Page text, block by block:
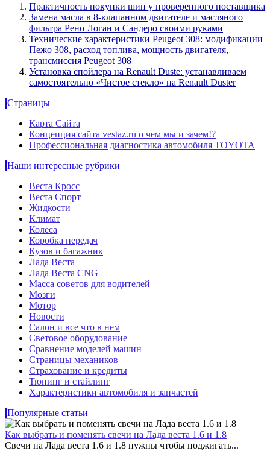
Практичность покупки шин у проверенного поставщика
Замена масла в 8-клапанном двигателе и масляного
фильтра Рено Логан и Сандеро своими руками
Технические характеристики Peugeot 308: модификации
Пежо 308, расход топлива, мощность двигателя,
трансмиссия Peugeot 308
Установка спойлера на Renault Duste: устанавливаем
самостоятельно «Чистое стекло» на Renault Duster
Страницы
Карта Сайта
Концепция сайта vestaz.ru о чем мы и зачем!?
Профессиональная диагностика автомобиля TOYOTA
Наши интересные рубрики
Веста Кросс
Веста Спорт
Жидкости
Климат
Колеса
Коробка передач
Кузов и багажник
Лада Веста
Лада Веста CNG
Масса советов для водителей
Мозги
Мотор
Новости
Салон и все что в нем
Световое оборудование
Сравнение моделей машин
Страницы механиков
Страхование и кредиты
Тюнинг и стайлинг
Характеристики автомобиля и запчастей
Популярные статьи
Как выбрать и поменять свечи на Лада веста 1.6 и 1.8
Свечи на Лада веста 1.6 и 1.8 нужны чтобы поджигать...